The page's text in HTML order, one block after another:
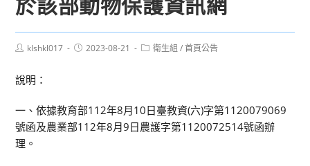
Postklshkl017
Post2023-08-21
Post衛生組 / 首頁公告
說明：
一、依據教育部112年8月10日臺教資(六)字第1120079069
號函及農業部112年8月9日農護字第1120072514號函辦
理。